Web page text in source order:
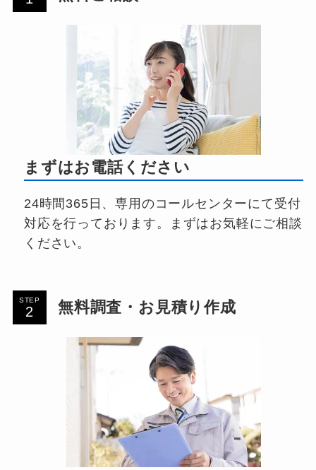
まずはお電話ください
24時間365日、専用のコールセンターにて受付
対応を行っております。まずはお気軽にご相談
ください。
STEP 無料調査・お見積り作成